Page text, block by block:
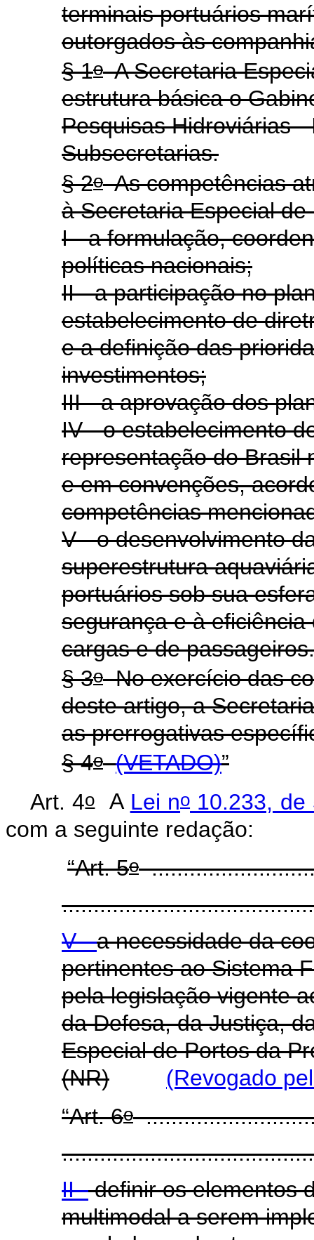
terminais portuários
outorgados às
§ 1oA Secretaria
estrutura básica o
Pesquisas Hidroviárias
Subsecretarias.
§ 2oAs competências
à Secretaria Especial
I - a formulação,
políticas nacionais;
II - a participação no
estabelecimento de
e a definição das
investimentos;
III - a aprovação dos
IV - o estabelecimento
representação do Brasil
e em convenções,
competências
V - o desenvolvimento
superestrutura
portuários sob sua
segurança e à
cargas e de passageiros.
§ 3oNo exercício das
deste artigo, a
as prerrogativas
§ 4o (VETADO)”
Art. 4o A Lei no 10.233,
com a seguinte redação:
“Art. 5o
V -a necessidade da
pertinentes ao Sistema
pela legislação vigente
da Defesa, da Justiça,
Especial de Portos da
(NR)
(Revogado
“Art. 6o
II -definir os elementos
multimodal a serem